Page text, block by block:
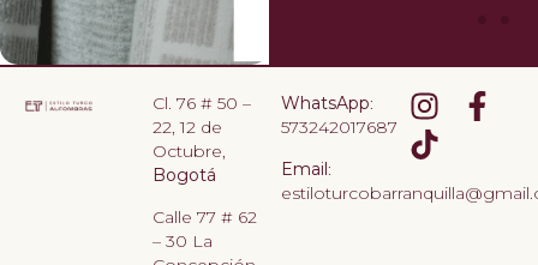
Cl. 76 # 50 –
22, 12 de
Octubre,
Bogotá
Calle 77 # 62
– 30 La
WhatsApp:
573242017687
Email: